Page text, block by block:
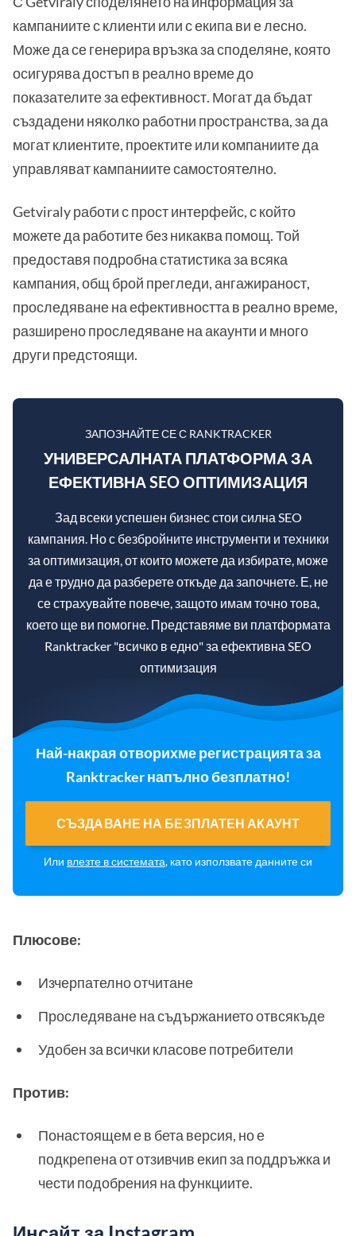
кампаниите с клиенти или с екипа ви е лесно.
Може да се генерира връзка за споделяне, която
осигурява достъп в реално време до
показателите за ефективност. Могат да бъдат
създадени няколко работни пространства, за да
могат клиентите, проектите или компаниите да
управляват кампаниите самостоятелно.
Getviraly работи с прост интерфейс, с който
можете да работите без никаква помощ. Той
предоставя подробна статистика за всяка
кампания, общ брой прегледи, ангажираност,
проследяване на ефективността в реално време,
разширено проследяване на акаунти и много
други предстоящи.
ЗАПОЗНАЙТЕ СЕ С RANKTRACKER
УНИВЕРСАЛНАТА ПЛАТФОРМА ЗА
ЕФЕКТИВНА SEO ОПТИМИЗАЦИЯ
Зад всеки успешен бизнес стои силна SEO
кампания. Но с безбройните инструменти и техники
за оптимизация, от които можете да избирате, може
да е трудно да разберете откъде да започнете. Е, не
се страхувайте повече, защото имам точно това,
което ще ви помогне. Представяме ви платформата
Ranktracker "всичко в едно" за ефективна SEO
оптимизация
Най-накрая отворихме регистрацията за
Ranktracker напълно безплатно!
СЪЗДАВАНЕ НА БЕЗПЛАТЕН АКАУНТ
Или влезте в системата, като използвате данните си
Плюсове:
Изчерпателно отчитане
Проследяване на съдържанието отвсякъде
Удобен за всички класове потребители
Против:
Понастоящем е в бета версия, но е
подкрепена от отзивчив екип за поддръжка и
чести подобрения на функциите.